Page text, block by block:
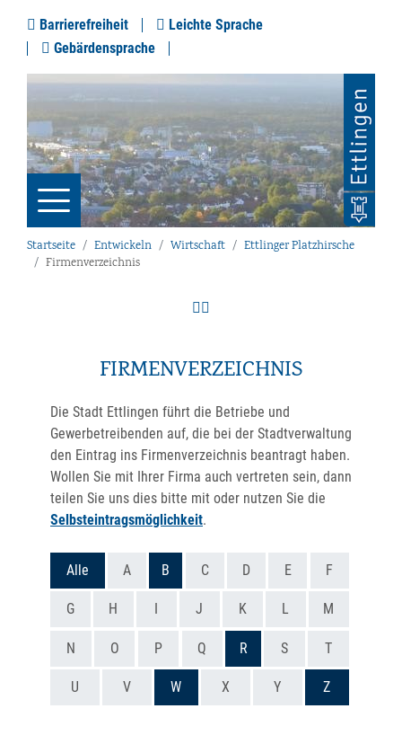
Barrierefreiheit
Leichte Sprache
Gebärdensprache
Startseite Entwickeln Wirtschaft
Ettlinger Platzhirsche
Firmenverzeichnis
FIRMENVERZEICHNIS
Die Stadt Ettlingen führt die Betriebe und
Gewerbetreibenden auf, die bei der Stadtverwaltung
den Eintrag ins Firmenverzeichnis beantragt haben.
Wollen Sie mit Ihrer Firma auch vertreten sein, dann
teilen Sie uns dies bitte mit oder nutzen Sie die
Selbsteintragsmöglichkeit.
Alle A B C D E F
G H J K L M
N O P Q R S T
U V W X Y Z